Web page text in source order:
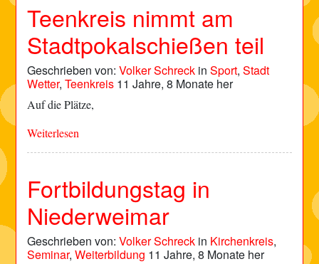
Teenkreis nimmt am
Stadtpokalschießen teil
Geschrieben von:Volker Schreck inSport,Stadt
Wetter,Teenkreis 11 Jahre, 8 Monate her
Auf die Plätze,
Weiterlesen
Fortbildungstag in
Niederweimar
Geschrieben von:Volker Schreck in Kirchenkreis,
Seminar,Weiterbildung 11 Jahre, 8 Monate her